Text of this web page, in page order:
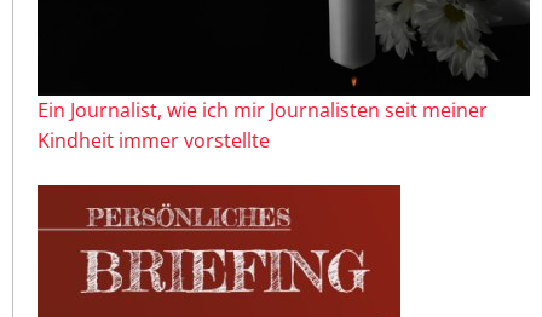
Ein Journalist, wie ich mir Journalisten seit meiner
Kindheit immer vorstellte